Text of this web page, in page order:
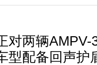
对两辆
型配备回声护